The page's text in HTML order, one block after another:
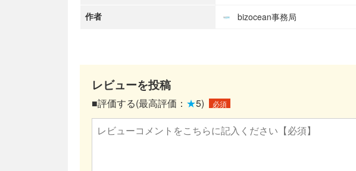
作者
bizocean事務局
レビューを投稿
■評価する(最高評価： ★5) 必須